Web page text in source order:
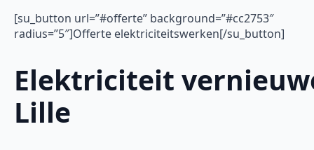
[su_button url=”#offerte” background=”#cc2753″
radius=”5″]Offerte elektriciteitswerken[/su_button]
Elektriciteit
Lille